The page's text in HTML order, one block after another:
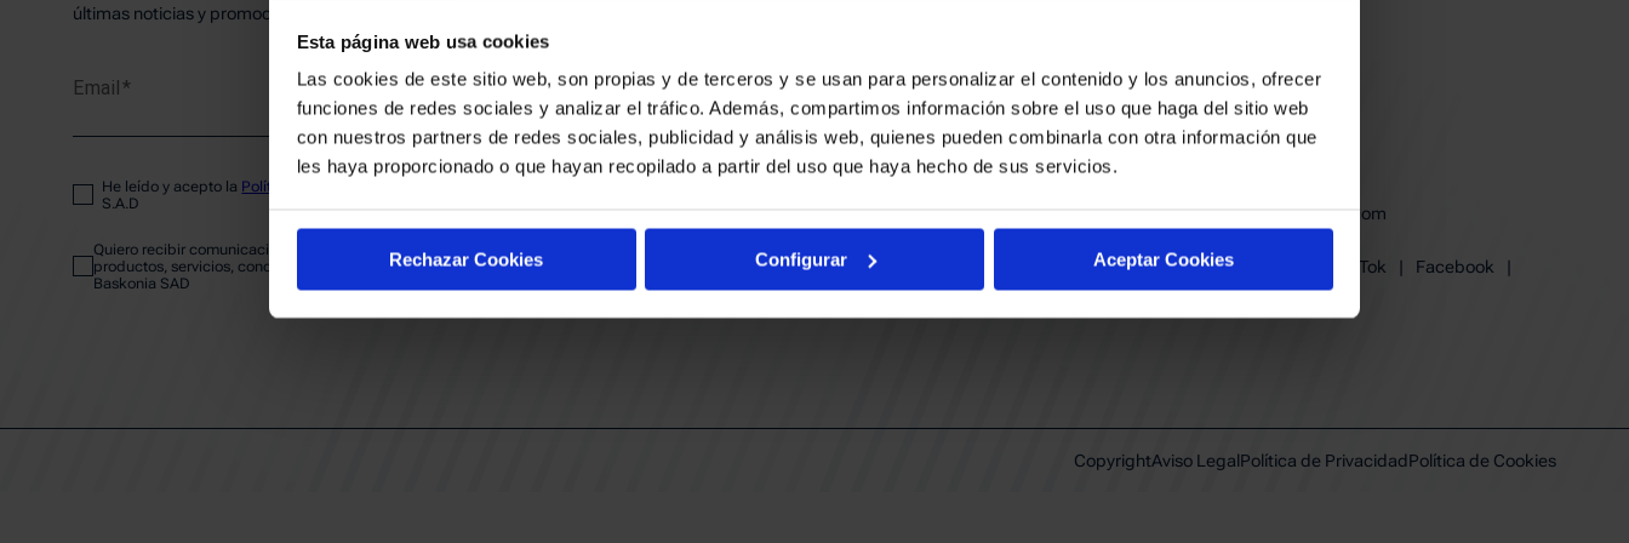
Esta página web usa cookies
Las cookies de este sitio web, son propias y de terceros y se usan para personalizar el contenido y los anuncios, ofrecer
funciones de redes sociales y analizar el tráfico. Además, compartimos información sobre el uso que haga del sitio web
con nuestros partners de redes sociales, publicidad y análisis web, quienes pueden combinarla con otra información que
les haya proporcionado o que hayan recopilado a partir del uso que haya hecho de sus servicios.
Rechazar Cookies Configurar Aceptar Cookies
PLANTILLA
ENTRADAS
ABONADOS
CALENDARIO
CLUB
últimas noticias y promociones del club.
Email
He leído y acepto la Política de privacidad
S.A.D
Quiero recibir comunicaciones electrónicas sobre las actividades,
productos, servicios, concursos, ofertas y/o promociones del SASKI
Baskonia SAD
BAKH
FUNDACIÓN BASKONIA-ALAVÉS
01013 Vitoria-Gasteiz
baskonia@baskonia.com
Instagram
TikTok | Facebook
|
Youtube
| Linkedin
CopyrightAviso LegalPolítica de PrivacidadPolítica de Cookies